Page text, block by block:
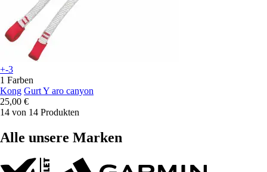
+-3
1 Farben
Kong Gurt Y aro canyon
25,00 €
14 von 14 Produkten
Alle unsere Marken